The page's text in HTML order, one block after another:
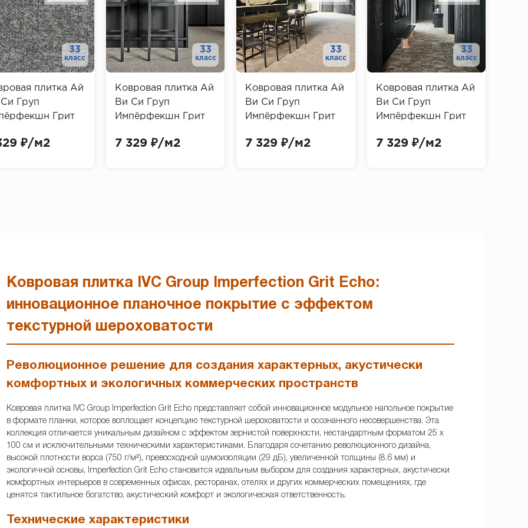
33
класс
плитка Ай
Груп
Грит
Grit
₽/м2
33
класс
Ковровая плитка Ай
Ви Си Груп
Импёрфекшн Грит
Imperfection Grit
7 329 ₽/м2
33
класс
Ковровая плитка Ай
Ви Си Груп
Импёрфекшн Грит
Imperfection Grit
7 329 ₽/м2
33
класс
Ковровая плитка Ай
Ви Си Груп
Импёрфекшн Грит
Imperfection Grit
7 329 ₽/м2
Ковровая плитка IVC Group Imperfection Grit Echo:
инновационное планочное покрытие с эффектом
текстурной шероховатости
Революционное решение для создания характерных, акустически
комфортных и экологичных коммерческих пространств
Ковровая плитка IVC Group Imperfection Grit Echo представляет собой инновационное модульное напольное покрытие
в формате планки, которое воплощает концепцию текстурной шероховатости и осознанного несовершенства. Эта
коллекция отличается уникальным дизайном с эффектом зернистой поверхности, нестандартным форматом 25 x
100 см и исключительными техническими характеристиками. Благодаря сочетанию революционного дизайна,
высокой плотности ворса (750 г/м²), превосходной шумоизоляции (29 дБ), увеличенной толщины (8.6 мм) и
экологичной основы, Imperfection Grit Echo становится идеальным выбором для создания характерных, акустически
комфортных интерьеров в современных офисах, ресторанах, отелях и других коммерческих помещениях, где
ценятся тактильное богатство, акустический комфорт и экологическая ответственность.
Технические характеристики